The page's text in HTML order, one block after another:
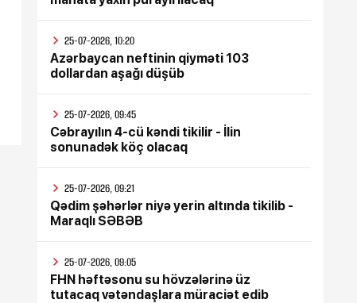
25-07-2026, 10:20
Azərbaycan neftinin qiyməti 103
dollardan aşağı düşüb
25-07-2026, 09:45
Cəbrayılın 4-cü kəndi tikilir - İlin
sonunadək köç olacaq
25-07-2026, 09:21
Qədim şəhərlər niyə yerin altında tikilib -
Maraqlı SƏBƏB
25-07-2026, 09:05
FHN həftəsonu su hövzələrinə üz
tutacaq vətəndaşlara müraciət edib